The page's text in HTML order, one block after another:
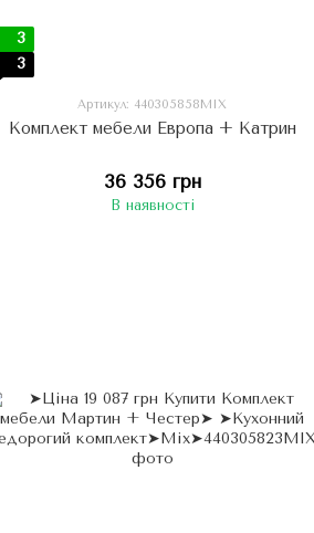
3
3
Артикул: 440305858МIX
Комплект мебели Европа + Катрин
36 356 грн
В наявності